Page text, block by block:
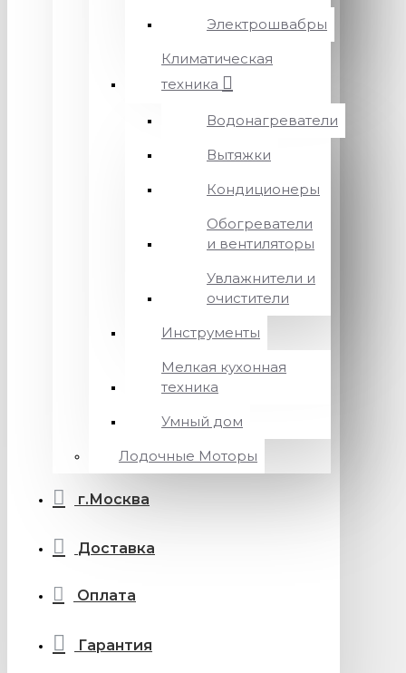
Электрошвабры
Климатическая
техника
Водонагреватели
Вытяжки
Кондиционеры
Обогреватели
и вентиляторы
Увлажнители и
очистители
Инструменты
Мелкая кухонная
техника
Умный дом
Лодочные Моторы
г.Москва
Доставка
Оплата
Гарантия